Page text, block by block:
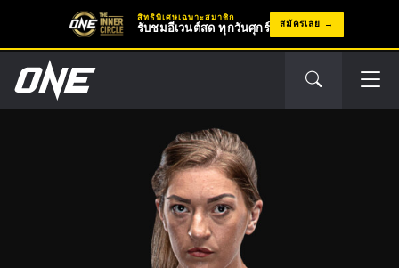
สิทธิพิเศษเฉพาะสมาชิก
รับชมอีเวนต์สด ทุกวันศุกร์ สมัครเลย